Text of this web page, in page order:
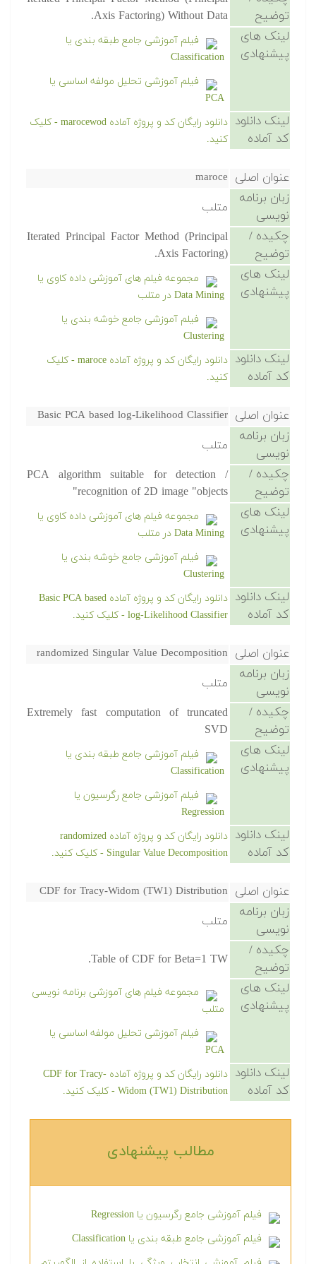
توضیح
Axis Factoring) Without Data.
لینک های
پیشنهادی
فیلم آموزشی جامع طبقه بندی یا
Classification
فیلم آموزشی تحلیل مولفه اساسی یا
PCA
لینک دانلود
کد آماده
دانلود رایگان کد و پروژه آماده marocewod - کلیک
کنید.
عنوان اصلی maroce
زبان برنامه
نویسی
متلب
چکیده /
توضیح
Iterated Principal Factor Method (Principal
Axis Factoring).
لینک های
پیشنهادی
مجموعه فیلم های آموزشی داده کاوی یا
Data Mining در متلب
فیلم آموزشی جامع خوشه بندی یا
Clustering
لینک دانلود
کد آماده
دانلود رایگان کد و پروژه آماده maroce - کلیک
کنید.
عنوان اصلی Basic PCA based log-Likelihood Classifier
زبان برنامه
نویسی
متلب
چکیده /
توضیح
PCA algorithm suitable for detection /
recognition of 2D image "objects"
لینک های
پیشنهادی
مجموعه فیلم های آموزشی داده کاوی یا
Data Mining در متلب
فیلم آموزشی جامع خوشه بندی یا
Clustering
لینک دانلود
کد آماده
دانلود رایگان کد و پروژه آماده Basic PCA based
log-Likelihood Classifier - کلیک کنید.
عنوان اصلی randomized Singular Value Decomposition
زبان برنامه
نویسی
متلب
چکیده /
توضیح
Extremely fast computation of truncated
SVD
لینک های
پیشنهادی
فیلم آموزشی جامع طبقه بندی یا
Classification
فیلم آموزشی جامع رگرسیون یا
Regression
لینک دانلود
کد آماده
دانلود رایگان کد و پروژه آماده randomized
Singular Value Decomposition - کلیک کنید.
عنوان اصلی CDF for Tracy-Widom (TW1) Distribution
زبان برنامه
نویسی
متلب
چکیده /
توضیح
Table of CDF for Beta=1 TW.
لینک های
پیشنهادی
مجموعه فیلم های آموزشی برنامه نویسی
متلب
فیلم آموزشی تحلیل مولفه اساسی یا
PCA
لینک دانلود
کد آماده
دانلود رایگان کد و پروژه آماده CDF for Tracy-
Widom (TW1) Distribution - کلیک کنید.
مطالب پیشنهادی‎
فیلم آموزشی جامع رگرسیون یا Regression
فیلم آموزشی جامع طبقه بندی یا Classification